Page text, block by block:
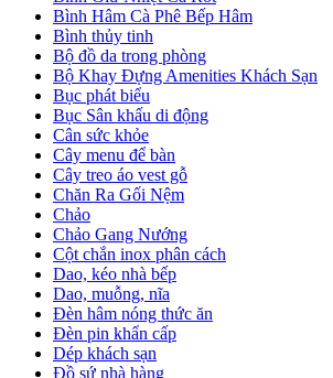
Bình Hâm Cà Phê Bếp Hâm
Bình thủy tinh
Bộ đồ da trong phòng
Bộ Khay Đựng Amenities Khách Sạn
Bục phát biểu
Bục Sân khấu di động
Cân sức khỏe
Cây menu để bàn
Cây treo áo vest gỗ
Chăn Ra Gối Nệm
Chảo
Chảo Gang Nướng
Cột chắn inox phân cách
Dao, kéo nhà bếp
Dao, muỗng, nĩa
Đèn hâm nóng thức ăn
Đèn pin khẩn cấp
Dép khách sạn
Đồ sứ nhà hàng